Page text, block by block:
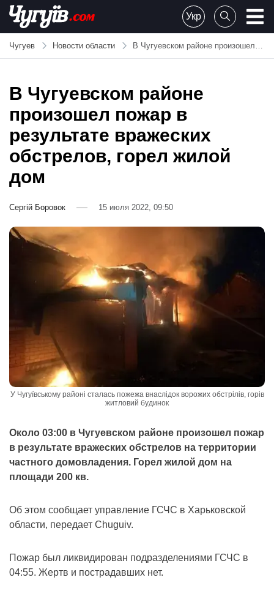
Skip
content
Chuguiv
Укр
Чугуев Новости области В Чугуевском районе произошел пожар в результате вражеских обстрелов, горел жилой дом
В Чугуевском районе
произошел пожар в
результате вражеских
обстрелов, горел жилой
дом
Сергій Боровок 15 июля 2022, 09:50
У Чугуївському районі сталась пожежа внаслідок ворожих обстрілів, горів
житловий будинок
Около 03:00 в Чугуевском районе произошел пожар
в результате вражеских обстрелов на территории
частного домовладения. Горел жилой дом на
площади 200 кв.
Об этом сообщает управление ГСЧС в Харьковской
области, передает Chuguiv.
Пожар был ликвидирован подразделениями ГСЧС в
04:55. Жертв и пострадавших нет.